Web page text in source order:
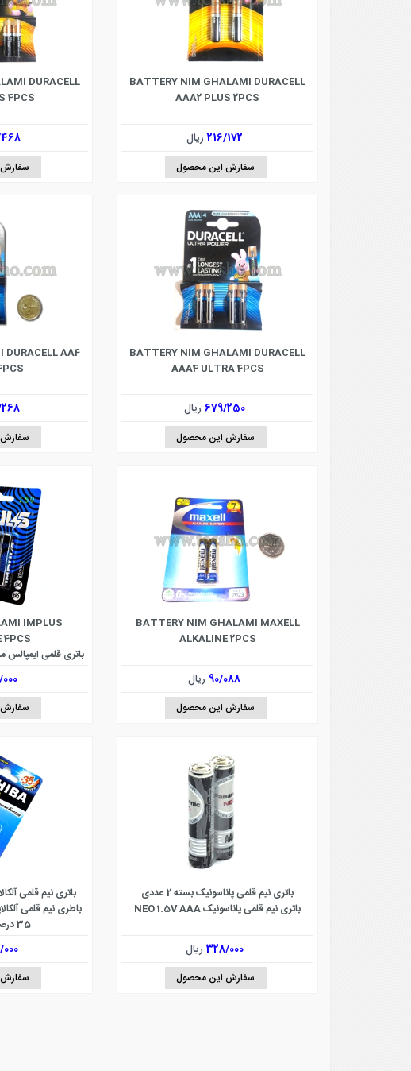
BATTERY NIM GHALAMI DURACELL
AAA2 PLUS 2PCS
216/172ریال
سفارش این محصول
DURACELL
4PCS
BATTERY NIM GHALAMI DURACELL
AAA4 ULTRA 4PCS
679/250 ریال
سفارش این محصول
AA4
BATTERY NIM GHALAMI MAXELL
ALKALINE 2PCS
90/088 ریال
سفارش این محصول
IMPLUS
4PCS
باتری نیم قلمی پاناسونیک بسته 2 عددی
باتری نیم قلمی پاناسونیک NEO 1.5V AAA
328/000ریال
سفارش این محصول
باتری نیم قلمی
35 درصد عمر بیشتر